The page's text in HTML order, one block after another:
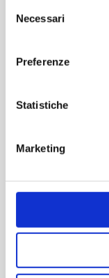
delNecessari
Preferenze
Statistiche
Marketing